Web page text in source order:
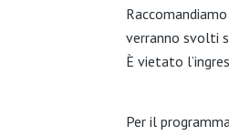
verranno svolti
È vietato
Per il